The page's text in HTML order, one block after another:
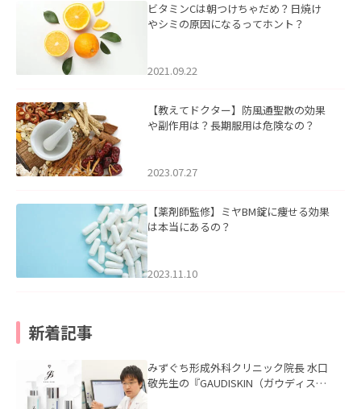
ビタミンCは朝つけちゃだめ？日焼け
やシミの原因になるってホント？
2021.09.22
【教えてドクター】防風通聖散の効果
や副作用は？長期服用は危険なの？
2023.07.27
【薬剤師監修】ミヤBM錠に痩せる効果
は本当にあるの？
2023.11.10
新着記事
みずぐち形成外科クリニック院長 水口
敬先生の『GAUDISKIN（ガウディスキ